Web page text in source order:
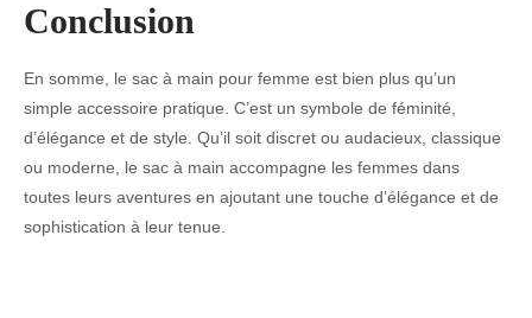
Conclusion
En somme, le sac à main pour femme est bien plus qu’un
simple accessoire pratique. C’est un symbole de féminité,
d’élégance et de style. Qu’il soit discret ou audacieux, classique
ou moderne, le sac à main accompagne les femmes dans
toutes leurs aventures en ajoutant une touche d’élégance et de
sophistication à leur tenue.